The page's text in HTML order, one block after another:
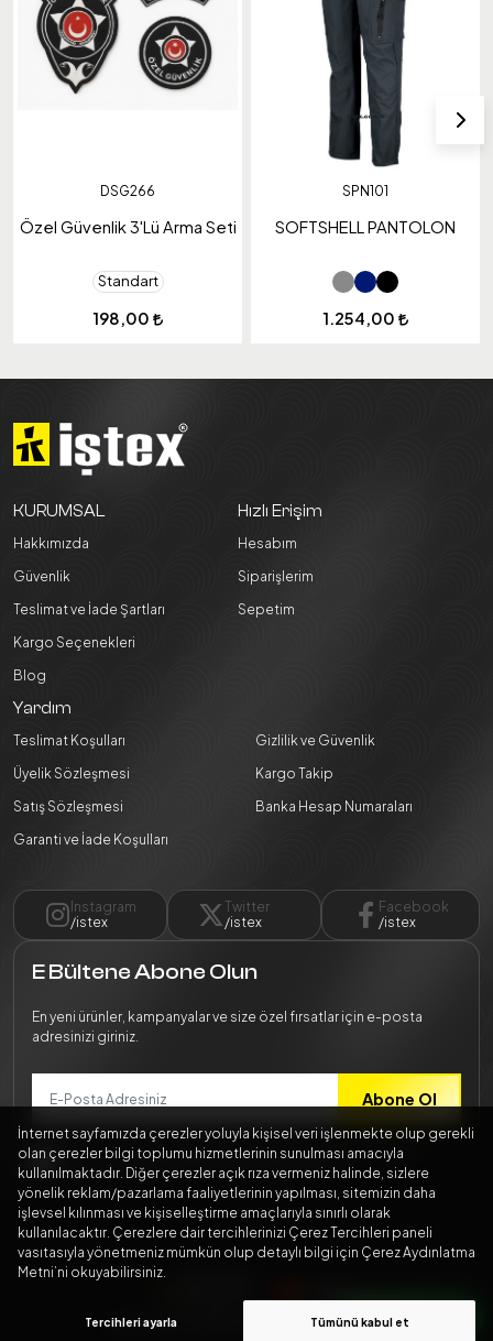
DSG266
Özel Güvenlik 3'Lü Arma Seti
Standart
198,00
SPN101
SOFTSHELL PANTOLON
1.254,00
Destek
KURUMSAL
Hakkımızda
Güvenlik
Teslimat ve İade Şartları
Kargo Seçenekleri
Blog
Hızlı Erişim
Hesabım
Siparişlerim
Sepetim
Yardım
Teslimat Koşulları
Üyelik Sözleşmesi
Satış Sözleşmesi
Garanti ve İade Koşulları
Gizlilik ve Güvenlik
Kargo Takip
Banka Hesap Numaraları
Instagram
/istex
Twitter
/istex
Facebook
/istex
E Bültene Abone Olun
En yeni ürünler, kampanyalar ve size özel fırsatlar için e-posta
adresinizi giriniz.
Abone Ol
BilgileriminKişisel Verilerin Korunması Kanunu mevzuatına
uygun şekilde işlenmesini kabul ediyorum.
Encryption
© 2024İştex İş Elbiseleri Tüm hakları saklıdır.
İnternet sayfamızda çerezler yoluyla kişisel veri işlenmekte olup gerekli
olan çerezler bilgi toplumu hizmetlerinin sunulması amacıyla
kullanılmaktadır. Diğer çerezler açık rıza vermeniz halinde, sizlere
yönelik reklam/pazarlama faaliyetlerinin yapılması, sitemizin daha
işlevsel kılınması ve kişiselleştirme amaçlarıyla sınırlı olarak
kullanılacaktır. Çerezlere dair tercihlerinizi Çerez Tercihleri paneli
vasıtasıyla yönetmeniz mümkün olup detaylı bilgi için Çerez Aydınlatma
Metni’ni okuyabilirsiniz.
Tercihleri ayarla Tümünü kabul et